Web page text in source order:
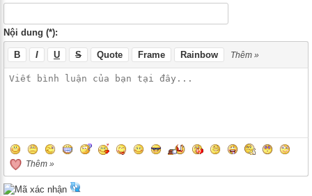
Nội dung (*):
B I U S Quote Frame Rainbow Thêm »
Thêm »